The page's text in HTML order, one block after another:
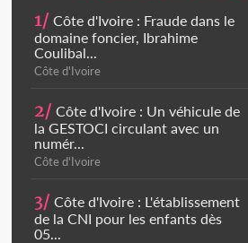
1/ Côte d'Ivoire : Fraude dans le
domaine foncier, Ibrahime
Coulibal...
Côte d'Ivoire
2/ Côte d'Ivoire : Un véhicule de
la GESTOCI circulant avec un
numér...
Côte d'Ivoire
3/ Côte d'Ivoire : L'établissement
de la CNI pour les enfants dès
05...